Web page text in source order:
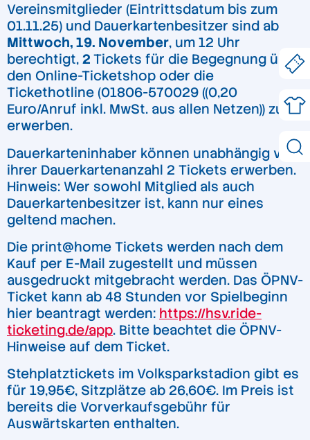
Vereinsmitglieder (Eintrittsdatum bis zum
01.11.25) und Dauerkartenbesitzer sind ab
Mittwoch, 19. November, um 12 Uhr
berechtigt, 2 Tickets für die Begegnung über
den Online-Ticketshop oder die
Tickethotline (01806-570029 ((0,20
Euro/Anruf inkl. MwSt. aus allen Netzen)) zu
erwerben.
Dauerkarteninhaber können unabhängig von
ihrer Dauerkartenanzahl 2 Tickets erwerben.
Hinweis: Wer sowohl Mitglied als auch
Dauerkartenbesitzer ist, kann nur eines
geltend machen.
Die print@home Tickets werden nach dem
Kauf per E-Mail zugestellt und müssen
ausgedruckt mitgebracht werden. Das ÖPNV-
Ticket kann ab 48 Stunden vor Spielbeginn
hier beantragt werden: https://hsv.ride-
ticketing.de/app. Bitte beachtet die ÖPNV-
Hinweise auf dem Ticket.
Stehplatztickets im Volksparkstadion gibt es
für 19,95€, Sitzplätze ab 26,60€. Im Preis ist
bereits die Vorverkaufsgebühr für
Auswärtskarten enthalten.